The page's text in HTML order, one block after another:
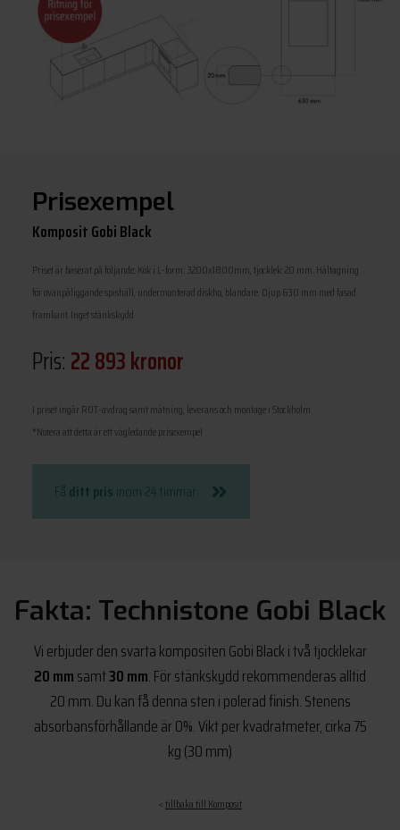
Prisexempel
Komposit Gobi Black
Priset är baserat på följande: Kök i L-form: 3200x1800mm, tjocklek: 20 mm. Håltagning
för ovanpåliggande spishäll, undermonterad diskho, blandare. Djup 630 mm med fasad
framkant. Inget stänkskydd
Pris:22 893 kronor
I priset ingår ROT-avdrag samt mätning, leverans och montage i Stockholm
*Notera att detta är ett vägledande prisexempel
Få ditt pris inom 24 timmar
Fakta: Technistone Gobi Black
Vi erbjuder den svarta kompositen Gobi Black i två tjocklekar
20 mmsamt30 mm. För stänkskydd rekommenderas alltid
20 mm. Du kan få denna sten i polerad finish. Stenens
absorbansförhållande är 0%. Vikt per kvadratmeter, cirka 75
kg (30 mm)
<tillbaka till Komposit